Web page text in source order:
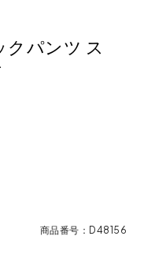
クパンツ ス
商品番号 D48156